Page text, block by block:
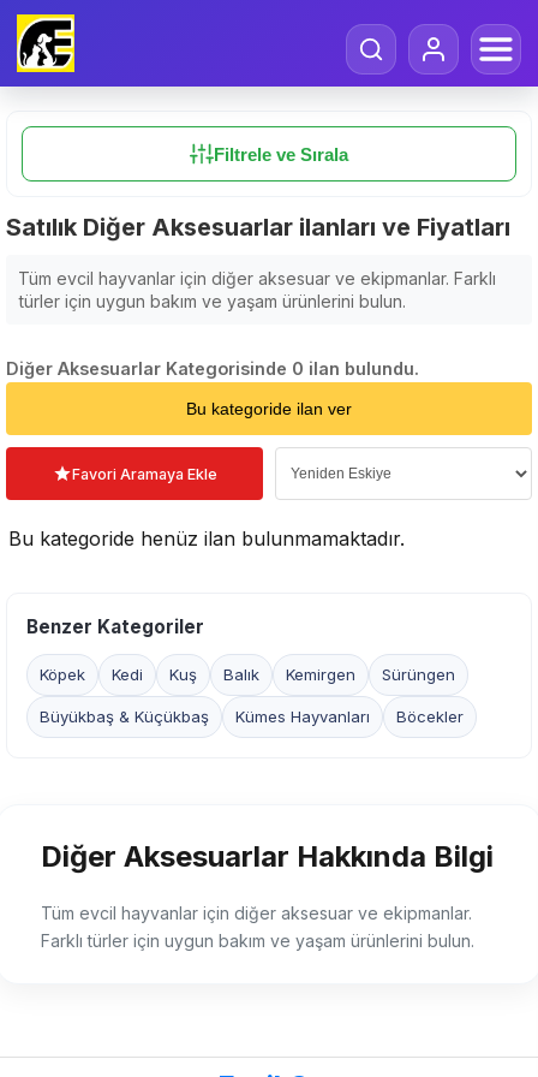
Filtrele ve Sırala
Satılık Diğer Aksesuarlar ilanları ve Fiyatları
Tüm evcil hayvanlar için diğer aksesuar ve ekipmanlar. Farklı
türler için uygun bakım ve yaşam ürünlerini bulun.
Diğer Aksesuarlar Kategorisinde 0 ilan bulundu.
Bu kategoride ilan ver
Favori Aramaya Ekle
Bu kategoride henüz ilan bulunmamaktadır.
Benzer Kategoriler
Köpek Kedi Kuş Balık Kemirgen Sürüngen
Büyükbaş & Küçükbaş Kümes Hayvanları Böcekler
Diğer Aksesuarlar Hakkında Bilgi
Tüm evcil hayvanlar için diğer aksesuar ve ekipmanlar.
Farklı türler için uygun bakım ve yaşam ürünlerini bulun.